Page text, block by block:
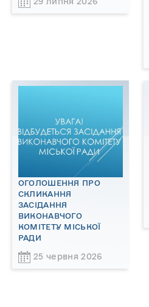
ОГОЛОШЕННЯ ПРО
СКЛИКАННЯ
ЗАСІДАННЯ
ВИКОНАВЧОГО
КОМІТЕТУ МІСЬКОЇ
РАДИ
25 червня 2026